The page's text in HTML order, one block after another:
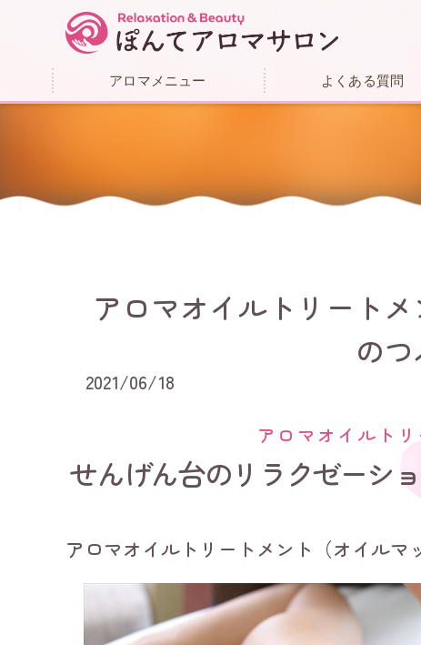
アロマメニュー よくある質問
アロマオイルトリート
の
2021/06/18
せんげん台のリラクゼーシ
アロマオイルト
アロマオイルトリートメント（オイルマ